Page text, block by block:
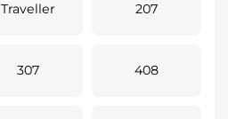
Traveller 207
307 408